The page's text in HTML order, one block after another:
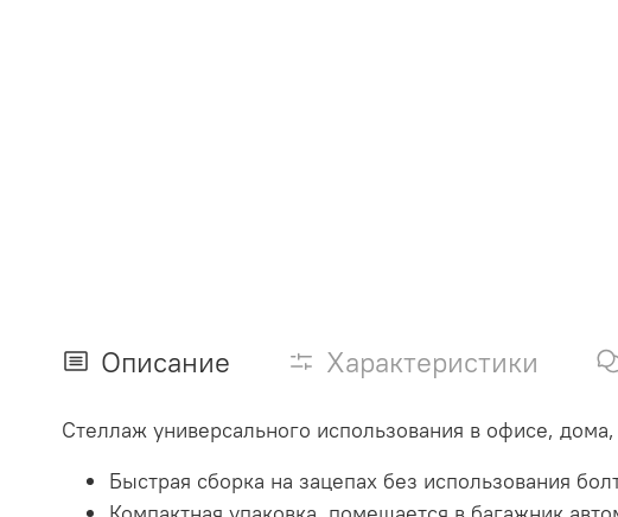
Описание Характеристики
Стеллаж универсального использования в офисе,
Быстрая сборка на зацепах без использования